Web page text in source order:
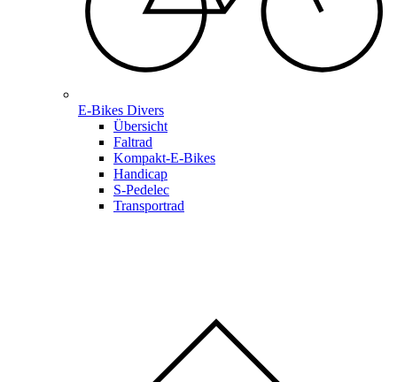
E-Bikes Divers
Übersicht
Faltrad
Kompakt-E-Bikes
Handicap
S-Pedelec
Transportrad